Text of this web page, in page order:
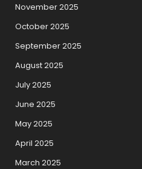
November 2025
October 2025
September 2025
August 2025
July 2025
June 2025
May 2025
April 2025
March 2025